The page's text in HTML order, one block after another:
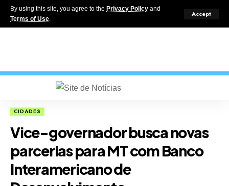
By using this site, you agree to the Privacy Policy and
Terms of Use.
Accept
CIDADES
Vice-governador busca novas
parcerias para MT com Banco
Interamericano de